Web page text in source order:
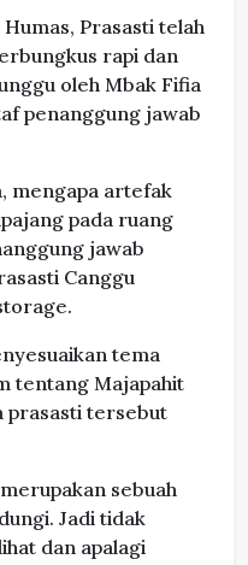
Prasasti telah
rapi dan
oleh Mbak Fifia
penanggung jawab
mengapa artefak
pada ruang
jawab
Canggu
tema
tentang Majapahit
prasasti tersebut
sebuah
Jadi tidak
dan apalagi